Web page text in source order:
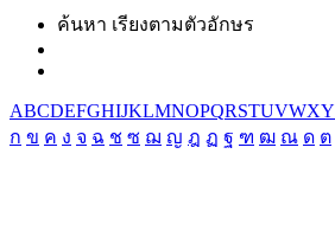
ค้นหา เรียงตามตัวอักษร
ABCDEFGHIJKLMNOPQRSTUVWXY
ก ข ค ง จ ฉ ช ซ ฌ ญ ฎ ฏ ฐ ฑ ฒ ณ ด ต